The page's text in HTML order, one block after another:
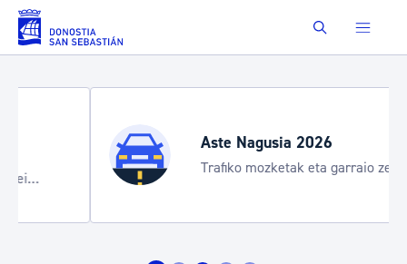
Eduki nagusira joan Buscar
Aste Nagusia 2026
Trafiko mozketak eta garraio zerbitzu
bereziak